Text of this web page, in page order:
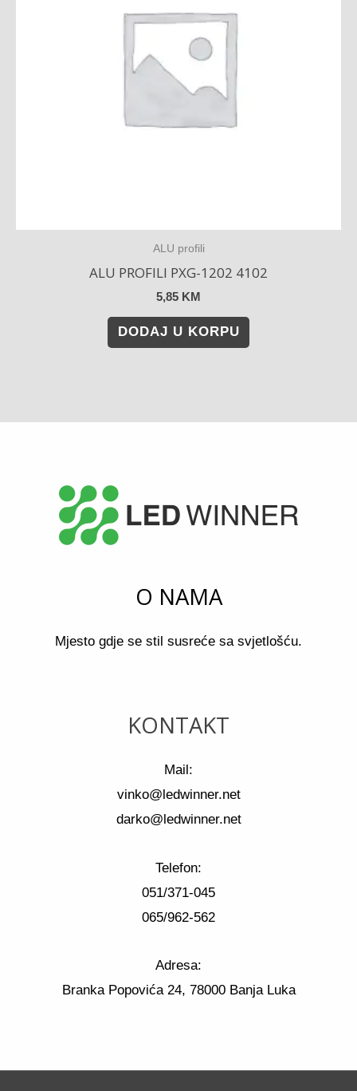
ALU profili
ALU PROFILI PXG-1202 4102
5,85 KM
DODAJ U KORPU
O NAMA
Mjesto gdje se stil susreće sa svjetlošću.
KONTAKT
Mail:
vinko@ledwinner.net
darko@ledwinner.net
Telefon:
051/371-045
065/962-562
Adresa:
Branka Popovića 24, 78000 Banja Luka